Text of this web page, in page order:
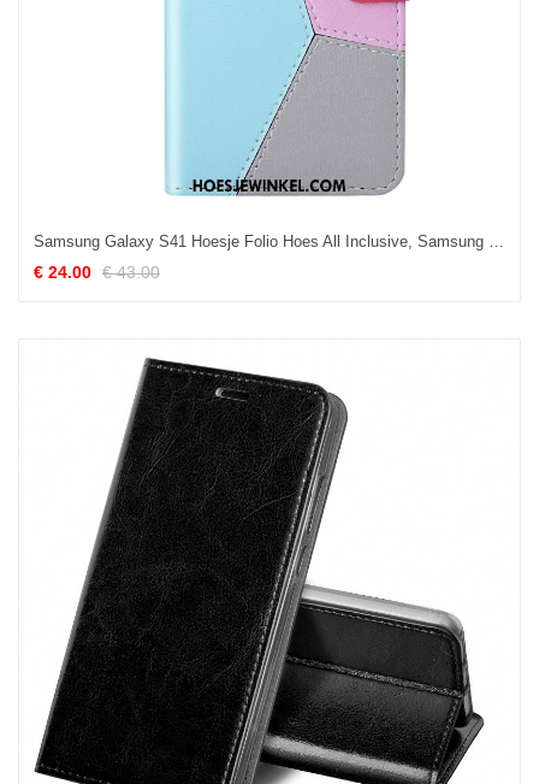
Samsung Galaxy S41 Hoesje Folio Hoes All Inclusive, Samsung Galaxy S41 Hoesje Gemengde Kleuren Roze
€ 24.00 € 43.00